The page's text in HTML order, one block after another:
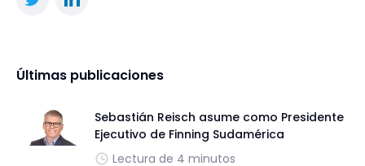
Últimas publicaciones
Sebastián Reisch asume como Presidente
Ejecutivo de Finning Sudamérica
Lectura de 4 minutos